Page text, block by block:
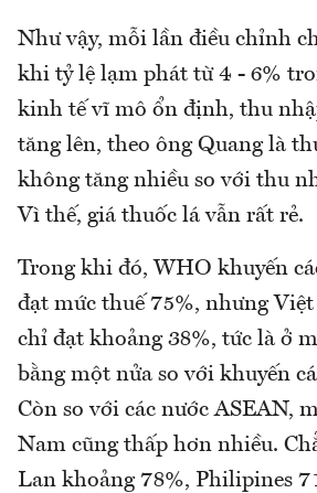
Như vậy, mỗi lần điều chỉnh
khi tỷ lệ lạm phát từ 4 - 6%
kinh tế vĩ mô ổn định, thu
tăng lên, theo ông Quang là
không tăng nhiều so với thu
Vì thế, giá thuốc lá vẫn rất rẻ.
Trong khi đó, WHO khuyến
đạt mức thuế 75%, nhưng
chỉ đạt khoảng 38%, tức là ở
bằng một nửa so với khuyến
Còn so với các nước ASEAN,
Nam cũng thấp hơn nhiều.
Lan khoảng 78%, Philipines